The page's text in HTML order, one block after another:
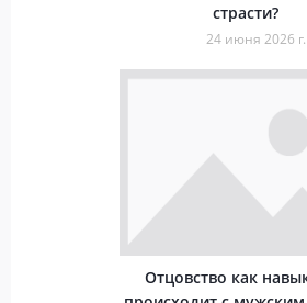
страсти?
24 июня 2026 г.
Отцовство как